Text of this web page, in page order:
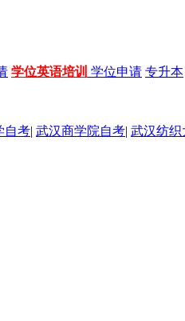
学位英语培训 学位申请 专升本
自考| 武汉商学院自考| 武汉纺织